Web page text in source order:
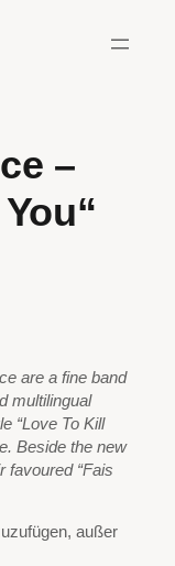
–
are a fine band
multilingual
“Love To Kill
Beside the new
favoured “Fais
außer